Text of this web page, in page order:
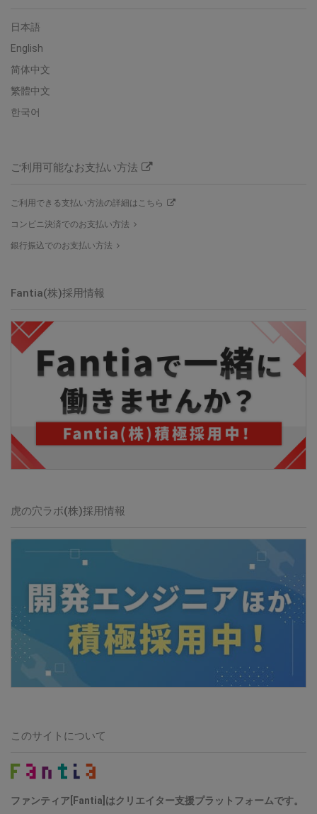
日本語
English
简体中文
繁體中文
한국어
ご利用可能なお支払い方法
ご利用できる支払い方法の詳細はこちら
コンビニ決済でのお支払い方法
銀行振込でのお支払い方法
Fantia(株)採用情報
虎の穴ラボ(株)採用情報
このサイトについて
ファンティア[Fantia]はクリエイター支援プラットフォームです。